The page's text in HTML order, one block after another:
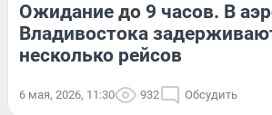
Ожидание до 9 часов. В
Владивостока
несколько рейсов
6 мая, 2026, 11:30 932 Обсудить